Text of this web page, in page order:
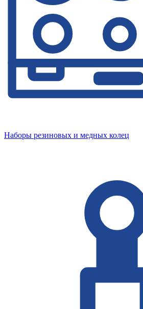
Наборы резиновых и медных колец